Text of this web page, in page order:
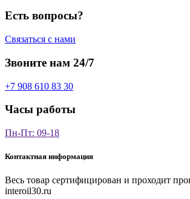
Есть вопросы?
Связаться с нами
Звоните нам 24/7
+7 908 610 83 30
Часы работы
Пн-Пт: 09-18
Контактная информация
Весь товар сертифицирован и проходит
interoil30.ru